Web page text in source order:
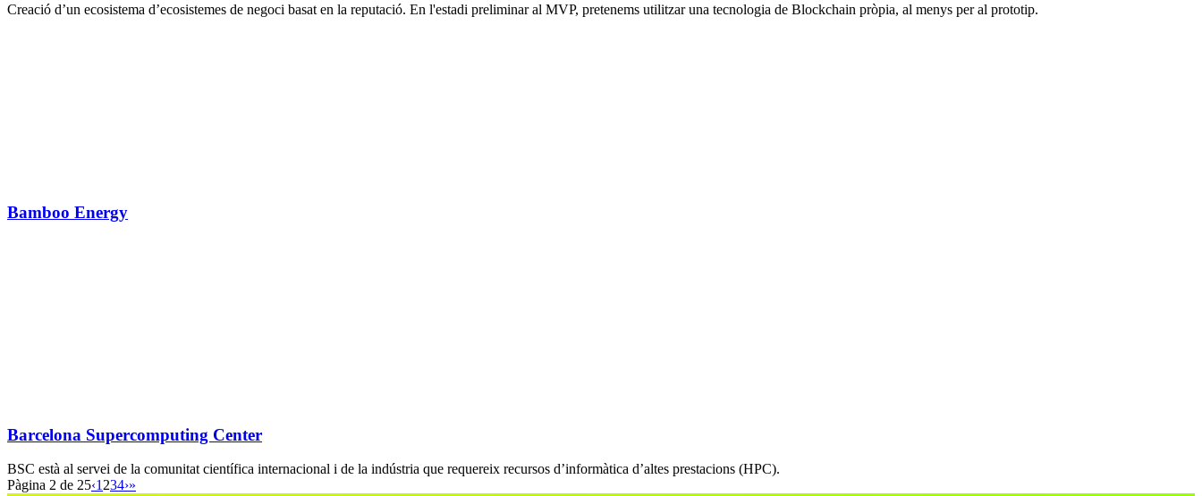
Creació d’un ecosistema d’ecosistemes de negoci basat en la reputació. En l'estadi preliminar al MVP, pretenems utilitzar una tecnologia de Blockchain pròpia, al menys per al prototip.
Bamboo Energy
Barcelona Supercomputing Center
BSC està al servei de la comunitat científica internacional i de la indústria que requereix recursos d’informàtica d’altes prestacions (HPC).
Pàgina 2 de 25‹1 234›»